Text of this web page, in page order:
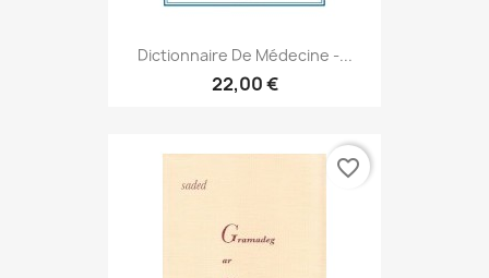
Dictionnaire De Médecine -...
22,00 €
favorite_border